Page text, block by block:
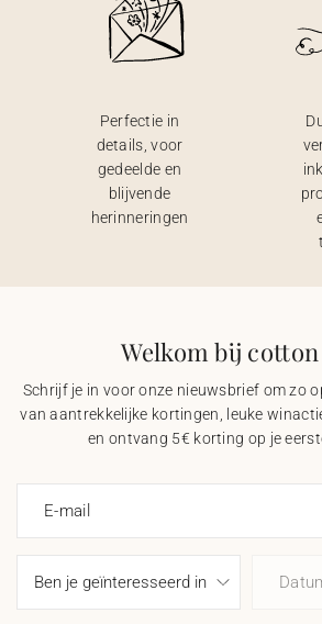
Perfectie in
details, voor
gedeelde en
blijvende
herinneringen
Welkom bij
Schrijf je in voor onze nieuwsbrief om zo
van aantrekkelijke kortingen, leuke
en ontvang 5€ korting op je
E-mail